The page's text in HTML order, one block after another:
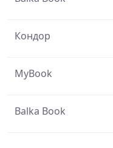
Кондор
MyBook
Balka Book